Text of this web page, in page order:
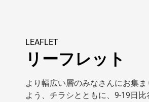
LEAFLET
リーフレット
より幅広い層のみなさんにお集
よう、チラシとともに、9-19日比